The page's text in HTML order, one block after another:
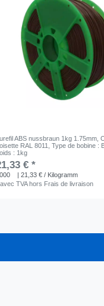
ABS nussbraun 1kg 1.75mm ,
RAL 8011
, Type de bobine :
: 1kg
€ *
| 21,33 € / Kilogramm
avec TVAhors Frais de livraison